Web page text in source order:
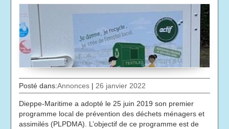
Posté dans:Annonces | 26 janvier 2022
Dieppe-Maritime a adopté le 25 juin 2019 son premier
programme local de prévention des déchets ménagers et
assimilés (PLPDMA). L’objectif de ce programme est de